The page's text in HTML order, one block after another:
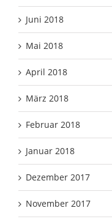
Juni 2018
Mai 2018
April 2018
März 2018
Februar 2018
Januar 2018
Dezember 2017
November 2017